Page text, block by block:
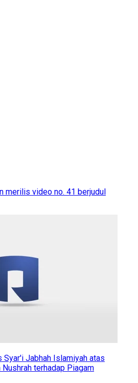
merilis video no. 41 berjudul
Syar'i Jabhah Islamiyah atas
terhadap Piagam